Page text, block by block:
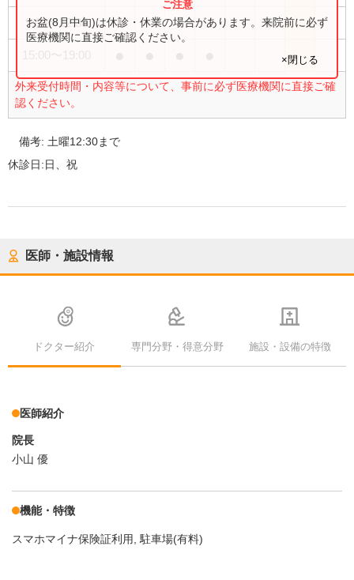
9:00〜12:30 ●
外来受付時間・内容等について、事前に必ず医療機関に直接ご確
認ください。
お盆(8月中旬)は休診・休業の場合があります。来院前に必ず
医療機関に直接ご確認ください。
×閉じる
備考: 土曜12:30まで
休診日:日、祝
医師・施設情報
ドクター紹介 専門分野・得意分野 施設・設備の特徴
医師紹介
院長
小山 優
機能・特徴
スマホマイナ保険証利用 駐車場(有料)